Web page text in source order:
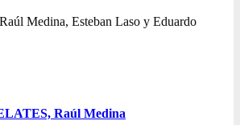
Medina, Esteban Laso y Eduardo
Raúl Medina